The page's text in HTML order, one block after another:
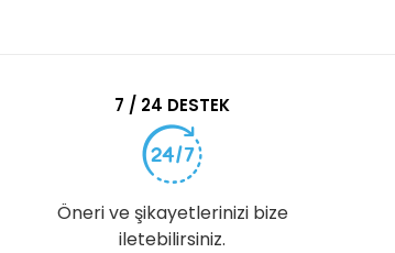
7 / 24 DESTEK
Öneri ve şikayetlerinizi bize
iletebilirsiniz.